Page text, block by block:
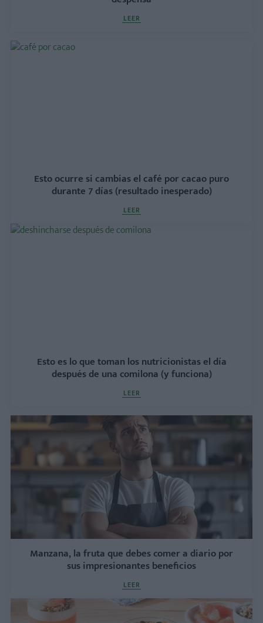
LEER
Esto ocurre si cambias el café por cacao puro
durante 7 días (resultado inesperado)
LEER
Esto es lo que toman los nutricionistas el día
después de una comilona (y funciona)
LEER
Manzana, la fruta que debes comer a diario por
sus impresionantes beneficios
LEER